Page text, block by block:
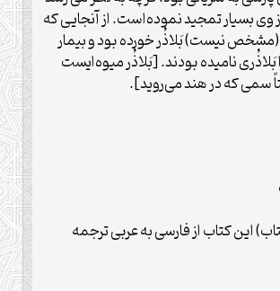
بسیار تمجید نموده‌است. از آنجایی که
(مشخص نیست) بَلاذُر خورده بود و بیمار
نامیده بودند. [بَلاذُر میوه‌ایست
سمی که در هند می‌روید].
این کتاب از فارسی به عربی ترجمه